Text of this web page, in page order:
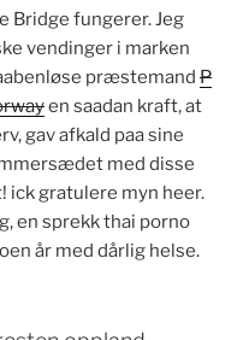
Bridge fungerer. Jeg
vendinger i marken
præstemand P
en saadan kraft, at
gav afkald paa sine
med disse
ick gratulere myn heer.
en sprekk thai porno
år med dårlig helse.